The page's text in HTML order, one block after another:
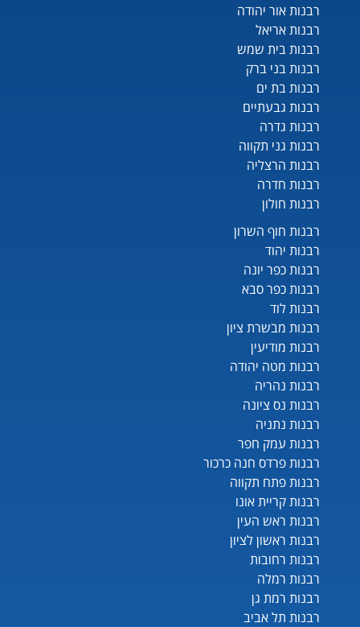
רבנות אור יהודה
רבנות אריאל
רבנות בית שמש
רבנות בני ברק
רבנות בת ים
רבנות גבעתיים
רבנות גדרה
רבנות גני תקווה
רבנות הרצליה
רבנות חדרה
רבנות חולון
רבנות חוף השרון
רבנות יהוד
רבנות כפר יונה
רבנות כפר סבא
רבנות לוד
רבנות מבשרת ציון
רבנות מודיעין
רבנות מטה יהודה
רבנות נהריה
רבנות נס ציונה
רבנות נתניה
רבנות עמק חפר
רבנות פרדס חנה כרכור
רבנות פתח תקווה
רבנות קריית אונו
רבנות ראש העין
רבנות ראשון לציון
רבנות רחובות
רבנות רמלה
רבנות רמת גן
רבנות תל אביב